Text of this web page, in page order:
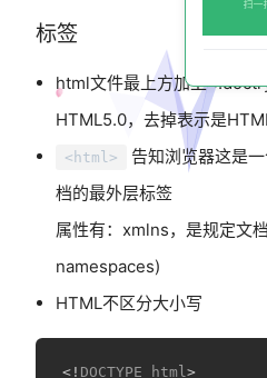
标签
html文件最上方加上
HTML5.0，去掉表示是
<html>
告知浏览器这是
档的最外层标签
属性有：xmlns，是规定文
namespaces)
HTML不区分大小写
<! DOCTYPE html>